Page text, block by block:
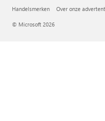
Handelsmerken Over onze
© Microsoft 2026